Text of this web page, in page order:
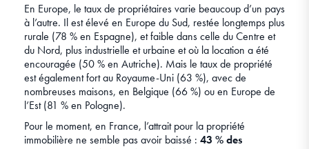
En Europe, le taux de propriétaires varie beaucoup d’un pays
à l’autre. Il est élevé en Europe du Sud, restée longtemps plus
rurale (78 % en Espagne), et faible dans celle du Centre et
du Nord, plus industrielle et urbaine et où la location a été
encouragée (50 % en Autriche). Mais le taux de propriété
est également fort au Royaume-Uni (63 %), avec de
nombreuses maisons, en Belgique (66 %) ou en Europe de
l’Est (81 % en Pologne).
Pour le moment, en France, l’attrait pour la propriété
immobilière ne semble pas avoir baissé : 43 % des